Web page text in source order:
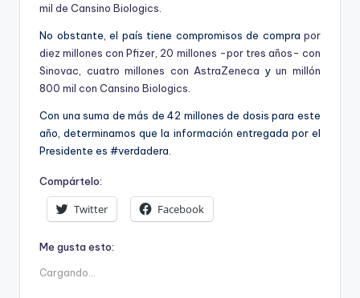
mil de Cansino Biologics
No obstante, el país tiene compromisos de compra por
diez millones con Pfizer 20 millones -por tres años- con
Sinovac
cuatro millones con AstraZeneca yun millón
800 mil con Cansino Biologics
Con una suma de más de 42 millones de dosis para este
año, determinamos que la información entregada por el
Presidente es #verdadera.
Compártelo:
Twitter Facebook
Me gusta esto:
Cargando...